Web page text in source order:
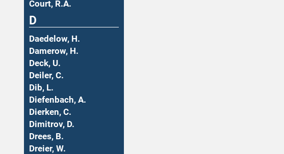
Court, R.A.
D
Daedelow, H.
Damerow, H.
Deck, U.
Deiler, C.
Dib, L.
Diefenbach, A.
Dierken, C.
Dimitrov, D.
Drees, B.
Dreier, W.